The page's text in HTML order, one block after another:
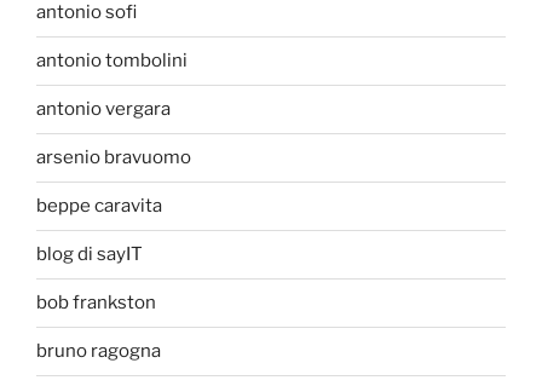
antonio sofi
antonio tombolini
antonio vergara
arsenio bravuomo
beppe caravita
blog di sayIT
bob frankston
bruno ragogna